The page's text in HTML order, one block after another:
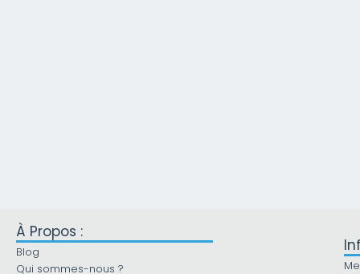
À Propos :
Blog
Qui sommes-nous ?